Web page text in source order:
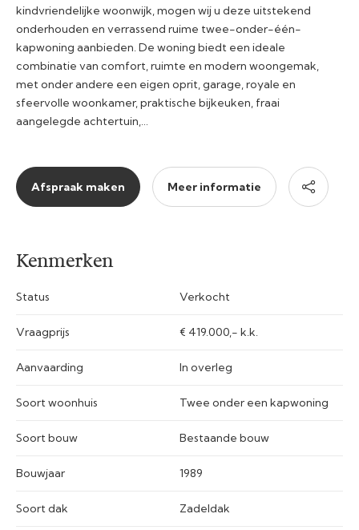
kindvriendelijke woonwijk, mogen wij u deze uitstekend
onderhouden en verrassend ruime twee-onder-één-
kapwoning aanbieden. De woning biedt een ideale
combinatie van comfort, ruimte en modern woongemak,
met onder andere een eigen oprit, garage, royale en
sfeervolle woonkamer, praktische bijkeuken, fraai
aangelegde achtertuin,…
Afspraak maken Meer informatie
Kenmerken
Status Verkocht
Vraagprijs € 419.000,- k.k.
Aanvaarding In overleg
Soort woonhuis Twee onder een kapwoning
Soort bouw Bestaande bouw
Bouwjaar 1989
Soort dak Zadeldak